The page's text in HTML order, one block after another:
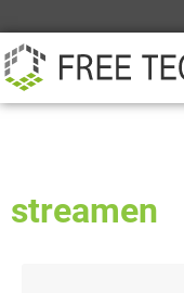
streamen